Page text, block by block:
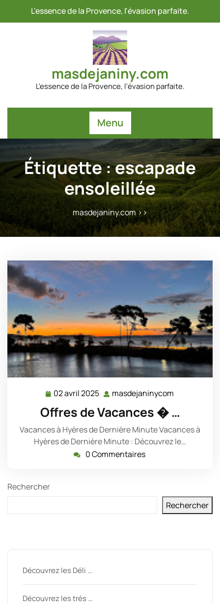
L'essence de la Provence, l'évasion parfaite.
masdejaniny.com
L'essence de la Provence, l'évasion parfaite.
Menu
Étiquette :escapade
ensoleillée
masdejaniny.com>>
02 avril 2025 02
avril
2025
masdejaninycom
Offres de Vacances � …
Vacances à Hyères de Dernière Minute Vacances à
Hyères de Dernière Minute : Découvrez le…
0 Commentaires
Rechercher
Rechercher
Découvrez les Déli …
Découvrez les trés …